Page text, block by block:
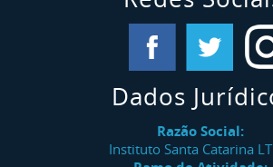
Dados
Razão Social:
Instituto Santa Catarina